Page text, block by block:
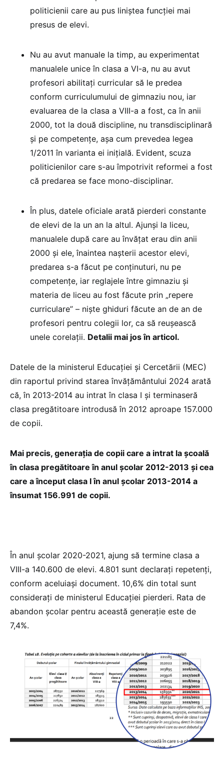
politicienii care au pus liniștea funcției mai
presus de elevi.
Nu au avut manuale la timp, au experimentat
manualele unice în clasa a VI-a, nu au avut
profesori abilitați curricular să le predea
conform curriculumului de gimnaziu nou, iar
evaluarea de la clasa a VIII-a a fost, ca în anii
2000, tot la două discipline, nu transdisciplinară
și pe competențe, așa cum prevedea legea
1/2011 în varianta ei inițială. Evident, scuza
politicienilor care s-au împotrivit reformei a fost
că predarea se face mono-disciplinar.
În plus, datele oficiale arată pierderi constante
de elevi de la un an la altul. Ajunși la liceu,
manualele după care au învățat erau din anii
2000 și ele, înaintea nașterii acestor elevi,
predarea s-a făcut pe conținuturi, nu pe
competențe, iar reglajele între gimnaziu și
materia de liceu au fost făcute prin „repere
curriculare” – niște ghiduri făcute an de an de
profesori pentru colegii lor, ca să reușească
unele corelații. Detalii mai jos în articol.
Datele de la ministerul Educației și Cercetării (MEC)
din raportul privind starea învățământului 2024 arată
că, în 2013-2014 au intrat în clasa I și terminaseră
clasa pregătitoare introdusă în 2012 aproape 157.000
de copii.
Mai precis, generația de copii care a intrat la școală
în clasa pregătitoare în anul școlar 2012-2013 și cea
care a început clasa I în anul școlar 2013-2014 a
însumat 156.991 de copii.
În anul școlar 2020-2021, ajung să termine clasa a
VIII-a 140.600 de elevi. 4.801 sunt declarați repetenți,
conform aceluiași document. 10,6% din total sunt
considerați de ministerul Educației pierderi. Rata de
abandon școlar pentru această generație este de
7,4%.